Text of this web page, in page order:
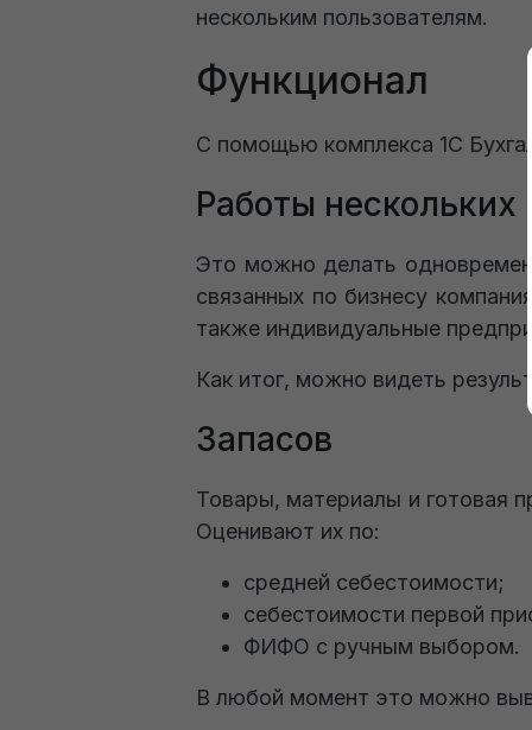
нескольким пользователям.
Функционал
С помощью комплекса 1С
Работы
Это можно делать
связанных по бизнесу
также индивидуальные
Как итог, можно видеть
Запасов
Товары, материалы и готовая
Оценивают их по:
средней себестоимости;
себестоимости первой
ФИФО с ручным выбором.
В любой момент это можно